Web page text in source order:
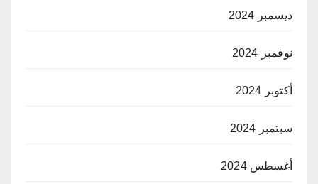
ديسمبر 2024
نوفمبر 2024
أكتوبر 2024
سبتمبر 2024
أغسطس 2024